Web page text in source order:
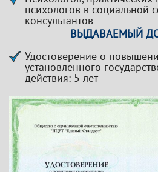
психологов в социальной
консультантов
ВЫДАВАЕМЫЙ
Удостоверение о
установленного
действия: 5 лет